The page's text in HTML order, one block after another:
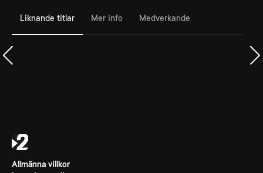
Liknande titlar Mer info Medverkande
Allmänna villkor